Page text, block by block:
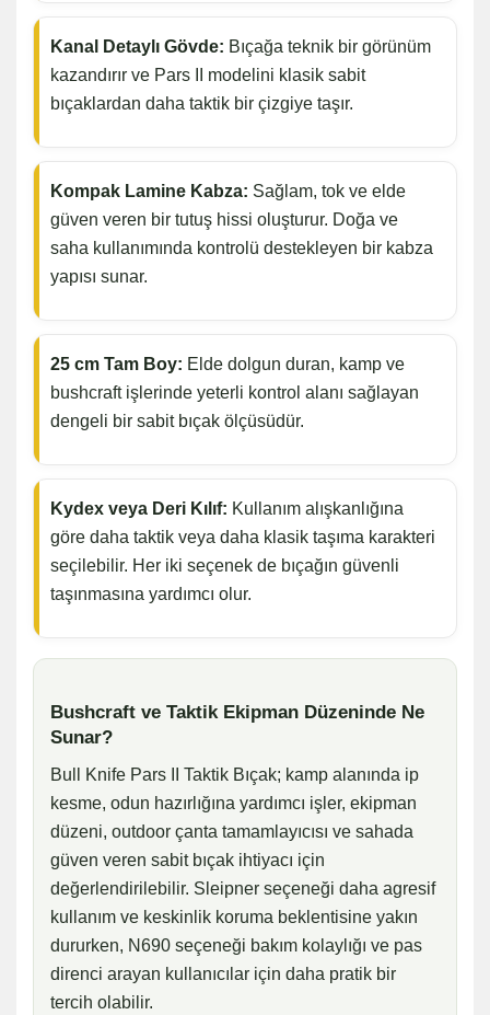
Kanal Detaylı Gövde: Bıçağa teknik bir görünüm
kazandırır ve Pars II modelini klasik sabit
bıçaklardan daha taktik bir çizgiye taşır.
Kompak Lamine Kabza: Sağlam, tok ve elde
güven veren bir tutuş hissi oluşturur. Doğa ve
saha kullanımında kontrolü destekleyen bir kabza
yapısı sunar.
25 cm Tam Boy: Elde dolgun duran, kamp ve
bushcraft işlerinde yeterli kontrol alanı sağlayan
dengeli bir sabit bıçak ölçüsüdür.
Kydex veya Deri Kılıf: Kullanım alışkanlığına
göre daha taktik veya daha klasik taşıma karakteri
seçilebilir. Her iki seçenek de bıçağın güvenli
taşınmasına yardımcı olur.
Bushcraft ve Taktik Ekipman Düzeninde Ne
Sunar?
Bull Knife Pars II Taktik Bıçak; kamp alanında ip
kesme, odun hazırlığına yardımcı işler, ekipman
düzeni, outdoor çanta tamamlayıcısı ve sahada
güven veren sabit bıçak ihtiyacı için
değerlendirilebilir. Sleipner seçeneği daha agresif
kullanım ve keskinlik koruma beklentisine yakın
dururken, N690 seçeneği bakım kolaylığı ve pas
direnci arayan kullanıcılar için daha pratik bir
tercih olabilir.